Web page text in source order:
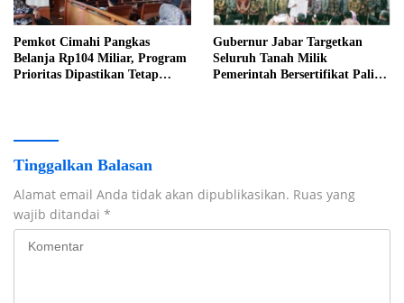
Pemkot Cimahi Pangkas
Belanja Rp104 Miliar, Program
Prioritas Dipastikan Tetap
Gubernur Jabar Targetkan
Seluruh Tanah Milik
Pemerintah Bersertifikat Paling
Tinggalkan Balasan
Alamat email Anda tidak akan dipublikasikan. Ruas yang
wajib ditandai *